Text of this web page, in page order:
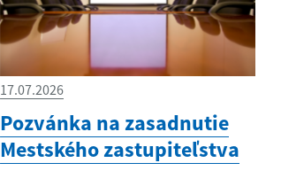
17.07.2026
Pozvánka na zasadnutie
Mestského zastupiteľstva